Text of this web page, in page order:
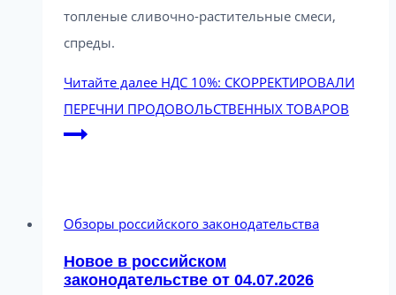
топленые сливочно-растительные смеси,
спреды.
Читайте далее НДС 10%: СКОРРЕКТИРОВАЛИ
ПЕРЕЧНИ ПРОДОВОЛЬСТВЕННЫХ ТОВАРОВ
Обзоры российского законодательства
Новое в российском
законодательстве от 04.07.2026